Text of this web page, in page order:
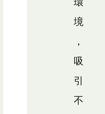
境
，
吸
引
不